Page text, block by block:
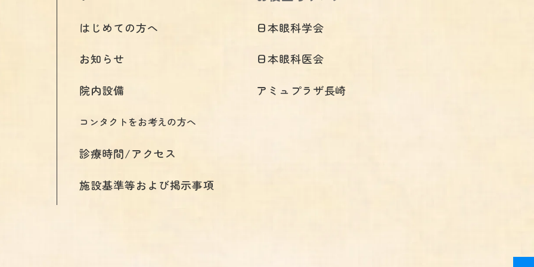
はじめての方へ
お知らせ
院内設備
コンタクトをお考えの方へ
診療時間/アクセス
施設基準等および掲示事項
日本眼科学会
日本眼科医会
アミュプラザ長崎